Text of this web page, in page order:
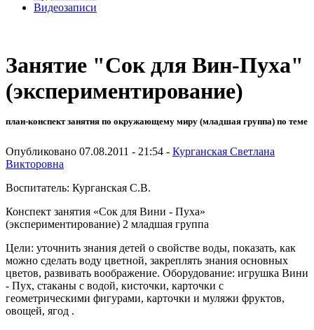
Видеозаписи
Занятие "Сок для Вин-Пуха"
(экспериментирование)
план-конспект занятия по окружающему миру (младшая группа) по теме
Опубликовано 07.08.2011 - 21:54 - Курганская Светлана
Викторовна
Воспитатель: Курганская С.В.
Конспект занятия «Сок для Вини - Пуха»
(экспериментирование) 2 младшая группа
Цели: уточнить знания детей о свойстве воды, показать, как
можно сделать воду цветной, закреплять знания основных
цветов, развивать воображение. Оборудование: игрушка Вини
- Пух, стаканы с водой, кисточки, карточки с
геометрическими фигурами, карточки и муляжи фруктов,
овощей, ягод .